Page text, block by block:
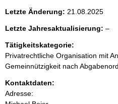
e
n
i
n
h
r
i
n
w
i
Letzte Änderung: 21.08.2025
Letzte Jahresaktualisierung: –l
r
Tätigkeitskategorie:
Privatrechtliche Organisation mit
Gemeinnützigkeit nach
Kontaktdaten:
Adresse: